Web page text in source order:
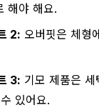
해야 해요.
2: 오버핏은 체형
3: 기모 제품은
있어요.